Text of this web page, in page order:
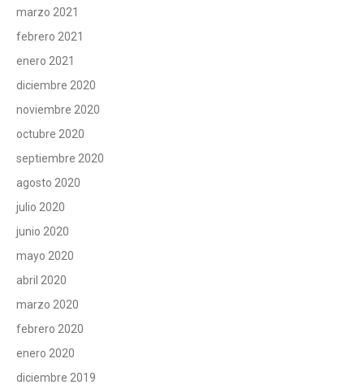
marzo 2021
febrero 2021
enero 2021
diciembre 2020
noviembre 2020
octubre 2020
septiembre 2020
agosto 2020
julio 2020
junio 2020
mayo 2020
abril 2020
marzo 2020
febrero 2020
enero 2020
diciembre 2019